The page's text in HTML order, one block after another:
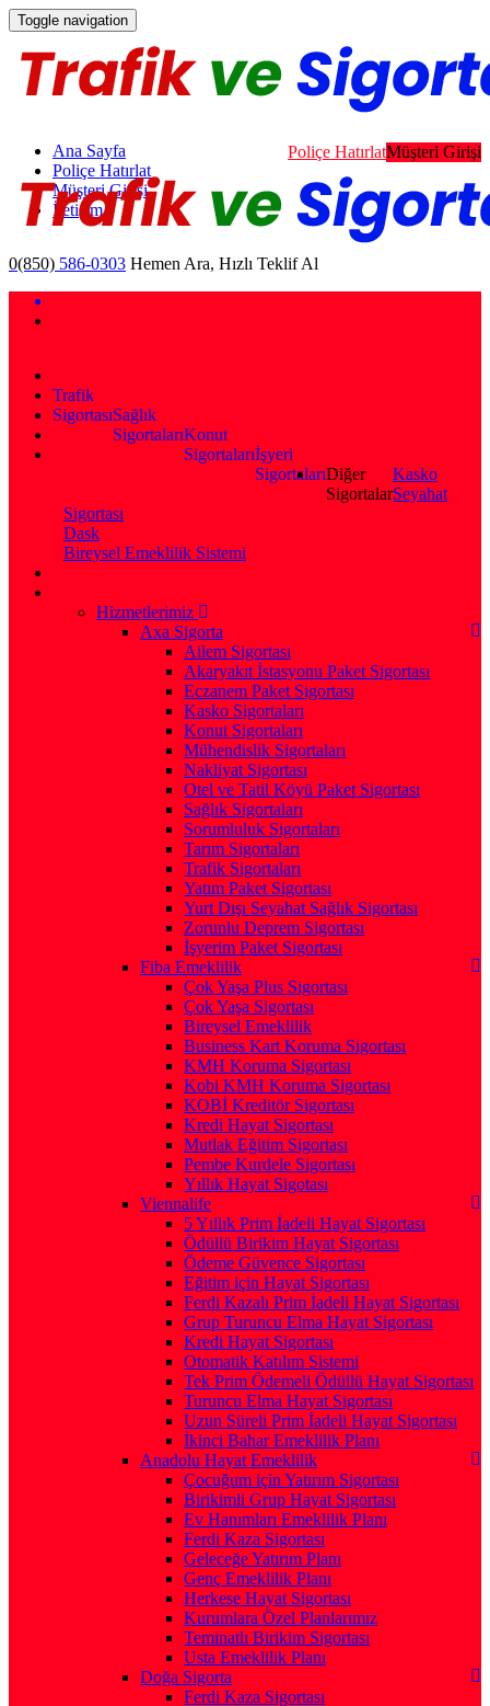
Toggle navigation
Ana Sayfa
Poliçe Hatırlat
Müşteri Girişi
İletişim
Müşteri Girişi
Poliçe Hatırlat
0(850) 586-0303 Hemen Ara, Hızlı Teklif Al
Trafik
SigortasıSağlık
SigortalarıKonut
Sigortalarıİşyeri
SigortalarıDiğer
Sigortalar
Kasko
Seyahat
Sigortası
Dask
Bireysel Emeklilik Sistemi
Hizmetlerimiz
Axa Sigorta
Ailem Sigortası
Akaryakıt İstasyonu Paket Sigortası
Eczanem Paket Sigortası
Kasko Sigortaları
Konut Sigortaları
Mühendislik Sigortaları
Nakliyat Sigortası
Otel ve Tatil Köyü Paket Sigortası
Sağlık Sigortaları
Sorumluluk Sigortaları
Tarım Sigortaları
Trafik Sigortaları
Yatım Paket Sigortası
Yurt Dışı Seyahat Sağlık Sigortası
Zorunlu Deprem Sigortası
İşyerim Paket Sigortası
Fiba Emeklilik
Çok Yaşa Plus Sigortası
Çok Yaşa Sigortası
Bireysel Emeklilik
Business Kart Koruma Sigortası
KMH Koruma Sigortası
Kobi KMH Koruma Sigortası
KOBİ Kreditör Sigortası
Kredi Hayat Sigortası
Mutlak Eğitim Sigortası
Pembe Kurdele Sigortası
Yıllık Hayat Sigotası
Viennalife
5 Yıllık Prim İadeli Hayat Sigortası
Ödüllü Birikim Hayat Sigortası
Ödeme Güvence Sigortası
Eğitim için Hayat Sigortası
Ferdi Kazalı Prim İadeli Hayat Sigortası
Grup Turuncu Elma Hayat Sigortası
Kredi Hayat Sigortası
Otomatik Katılım Sistemi
Tek Prim Ödemeli Ödüllü Hayat Sigortası
Turuncu Elma Hayat Sigortası
Uzun Süreli Prim İadeli Hayat Sigortası
İkinci Bahar Emeklilik Planı
Anadolu Hayat Emeklilik
Çocuğum için Yatırım Sigortası
Birikimli Grup Hayat Sigortası
Ev Hanımları Emeklilik Planı
Ferdi Kaza Sigortası
Geleceğe Yatırım Planı
Genç Emeklilik Planı
Herkese Hayat Sigortası
Kurumlara Özel Planlarımız
Teminatlı Birikim Sigortası
Usta Emeklilik Planı
Doğa Sigorta
Ferdi Kaza Sigortası